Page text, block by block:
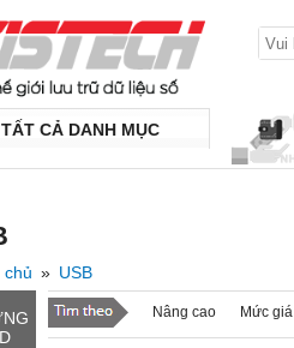
TẤT CẢ DANH MỤC
chủ » USB
Nâng cao Mức giá